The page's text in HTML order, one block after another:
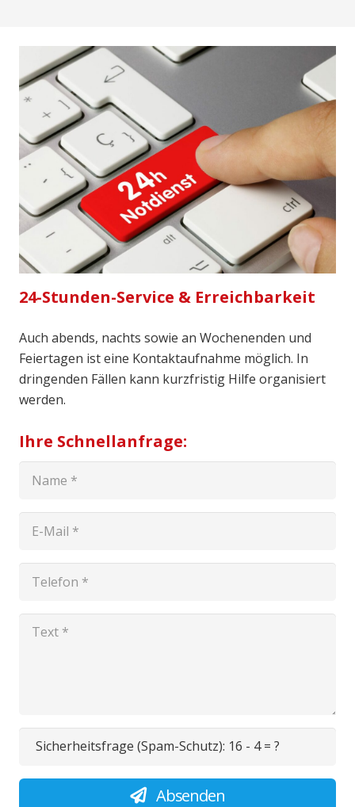
24-Stunden-Service & Erreichbarkeit
Auch abends, nachts sowie an Wochenenden und
Feiertagen ist eine Kontaktaufnahme möglich. In
dringenden Fällen kann kurzfristig Hilfe organisiert
werden.
Ihre Schnellanfrage:
Sicherheitsfrage (Spam-Schutz): 16 - 4 = ?
Absenden